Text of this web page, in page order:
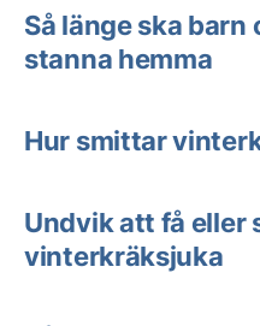
Så länge ska barn
stanna hemma
Hur smittar
Undvik att få eller
vinterkräksjuka